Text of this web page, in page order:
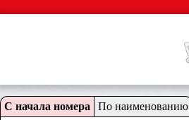
С начала номера По наименованию